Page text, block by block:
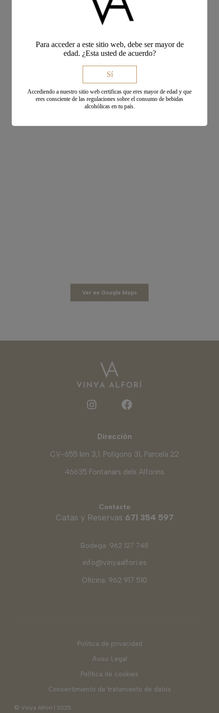
Ver en Google Maps
Dirección
CV-655 km 3,1. Polígono 31, Parcela 22
46635 Fontanars dels Alforins
Contacto
Catas y Reservas 671 354 597
Bodega: 962 127 748
info@vinyaalfori.es
Oficina: 962 917 510
Política de privacidad
Aviso Legal
Política de cookies
Consentimiento de tratamiento de datos
© Vinya Alforí | 2025
Para acceder a este sitio web, debe ser mayor de
edad. ¿Esta usted de acuerdo?
Sí
Accediendo a nuestro sitio web certificas que eres mayor de edad y que
eres consciente de las regulaciones sobre el consumo de bebidas
alcohólicas en tu país.